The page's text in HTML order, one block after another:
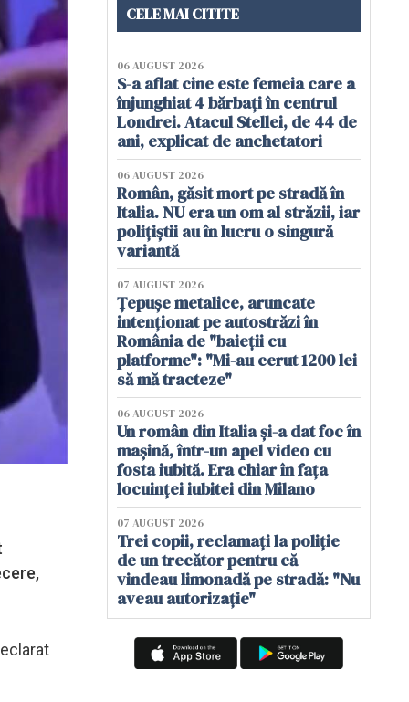
CELE MAI CITITE
06 AUGUST 2026
S-a aflat cine este femeia care a
înjunghiat 4 bărbați în centrul
Londrei. Atacul Stellei, de 44 de
ani, explicat de anchetatori
06 AUGUST 2026
Român, găsit mort pe stradă în
Italia. NU era un om al străzii, iar
polițiștii au în lucru o singură
variantă
07 AUGUST 2026
Țepușe metalice, aruncate
intenționat pe autostrăzi în
România de "baieții cu
platforme": "Mi-au cerut 1200 lei
să mă tracteze"
06 AUGUST 2026
Un român din Italia și-a dat foc în
mașină, într-un apel video cu
fosta iubită. Era chiar în fața
locuinței iubitei din Milano
07 AUGUST 2026
Trei copii, reclamați la poliție
de un trecător pentru că
vindeau limonadă pe stradă: "Nu
aveau autorizație"